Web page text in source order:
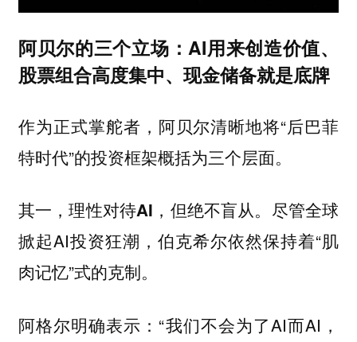
阿贝尔的三个立场：AI用来创造价值、
股票组合高度集中、现金储备就是底牌
作为正式掌舵者，阿贝尔清晰地将“后巴菲
特时代”的投资框架概括为三个层面。
其一，理性对待AI，但绝不盲从。 尽管全球
掀起AI投资狂潮，伯克希尔依然保持着“肌
肉记忆”式的克制。
阿格尔明确表示：“我们不会为了AI而AI，